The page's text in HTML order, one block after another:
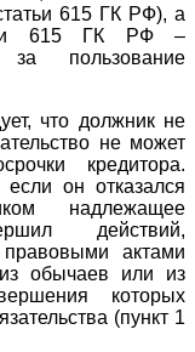
615 ГК РФ), а
615 ГК РФ –
пользование
что должник не
не может
кредитора.
он отказался
надлежащее
действий,
актами
обычаев или из
которых
(пункт 1